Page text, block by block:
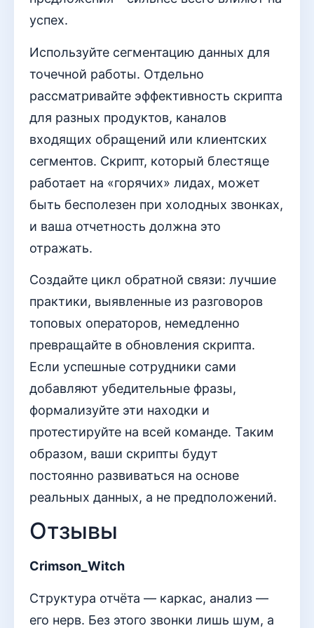
успех.
Используйте сегментацию данных для
точечной работы. Отдельно
рассматривайте эффективность скрипта
для разных продуктов, каналов
входящих обращений или клиентских
сегментов. Скрипт, который блестяще
работает на «горячих» лидах, может
быть бесполезен при холодных звонках,
и ваша отчетность должна это
отражать.
Создайте цикл обратной связи: лучшие
практики, выявленные из разговоров
топовых операторов, немедленно
превращайте в обновления скрипта.
Если успешные сотрудники сами
добавляют убедительные фразы,
формализуйте эти находки и
протестируйте на всей команде. Таким
образом, ваши скрипты будут
постоянно развиваться на основе
реальных данных, а не предположений.
Отзывы
Crimson_Witch
Структура отчёта — каркас, анализ —
его нерв. Без этого звонки лишь шум, а